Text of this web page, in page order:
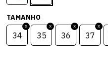
TAMANHO
34 35 36 37